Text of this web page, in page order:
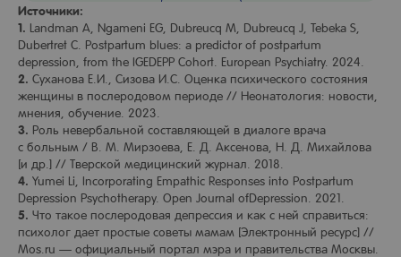
Источники:
1. Landman A, Ngameni EG, Dubreucq M, Dubreucq J, Tebeka S,
Dubertret C. Postpartum blues: a predictor of postpartum
depression, from the IGEDEPP Cohort. European Psychiatry. 2024.
2. Суханова Е.И., Сизова И.С. Оценка психического состояния
женщины в послеродовом периоде // Неонатология: новости,
мнения, обучение. 2023.
3. Роль невербальной составляющей в диалоге врача
с больным / В. М. Мирзоева, Е. Д. Аксенова, Н. Д. Михайлова
[и др.] // Тверской медицинский журнал. 2018.
4. Yumei Li, Incorporating Empathic Responses into Postpartum
Depression Psychotherapy. Open Journal ofDepression. 2021.
5. Что такое послеродовая депрессия и как с ней справиться:
психолог дает простые советы мамам [Электронный ресурс] //
Mos.ru — официальный портал мэра и правительства Москвы.